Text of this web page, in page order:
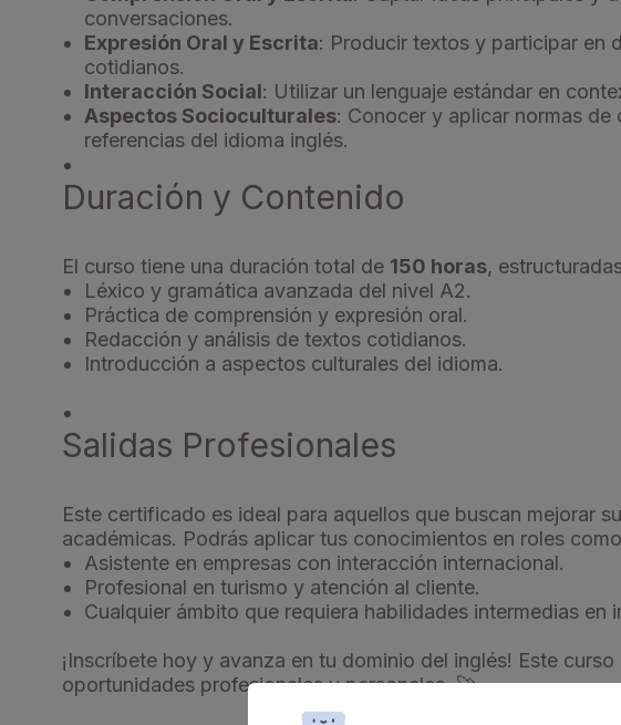
conversaciones.
Expresión Oral y Escrita: Producir textos y participar en
cotidianos.
Interacción Social: Utilizar un lenguaje estándar en
Aspectos Socioculturales: Conocer y aplicar normas
referencias del idioma inglés.
Duración y Contenido
El curso tiene una duración total de 150 horas,
Léxico y gramática avanzada del nivel A2.
Práctica de comprensión y expresión oral.
Redacción y análisis de textos cotidianos.
Introducción a aspectos culturales del idioma.
Salidas Profesionales
Este certificado es ideal para aquellos que buscan mejorar
académicas. Podrás aplicar tus conocimientos en roles
Asistente en empresas con interacción internacional.
Profesional en turismo y atención al cliente.
Cualquier ámbito que requiera habilidades intermedias en
¡Inscríbete hoy y avanza en tu dominio del inglés! Este
oportunidades profesionales y personales. 🚀